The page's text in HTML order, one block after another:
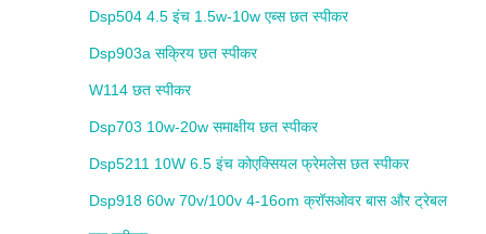
Dsp504 4.5 इंच 1.5w-10w एब्स छत स्पीकर
Dsp903a सक्रिय छत स्पीकर
W114 छत स्पीकर
Dsp703 10w-20w समाक्षीय छत स्पीकर
Dsp5211 10W 6.5 इंच कोएक्सियल फ्रेमलेस छत स्पीकर
Dsp918 60w 70v/100v 4-16om क्रॉसओवर बास और ट्रेबल